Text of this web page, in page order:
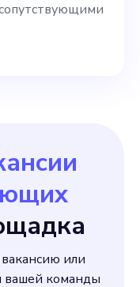
или
вашей команды